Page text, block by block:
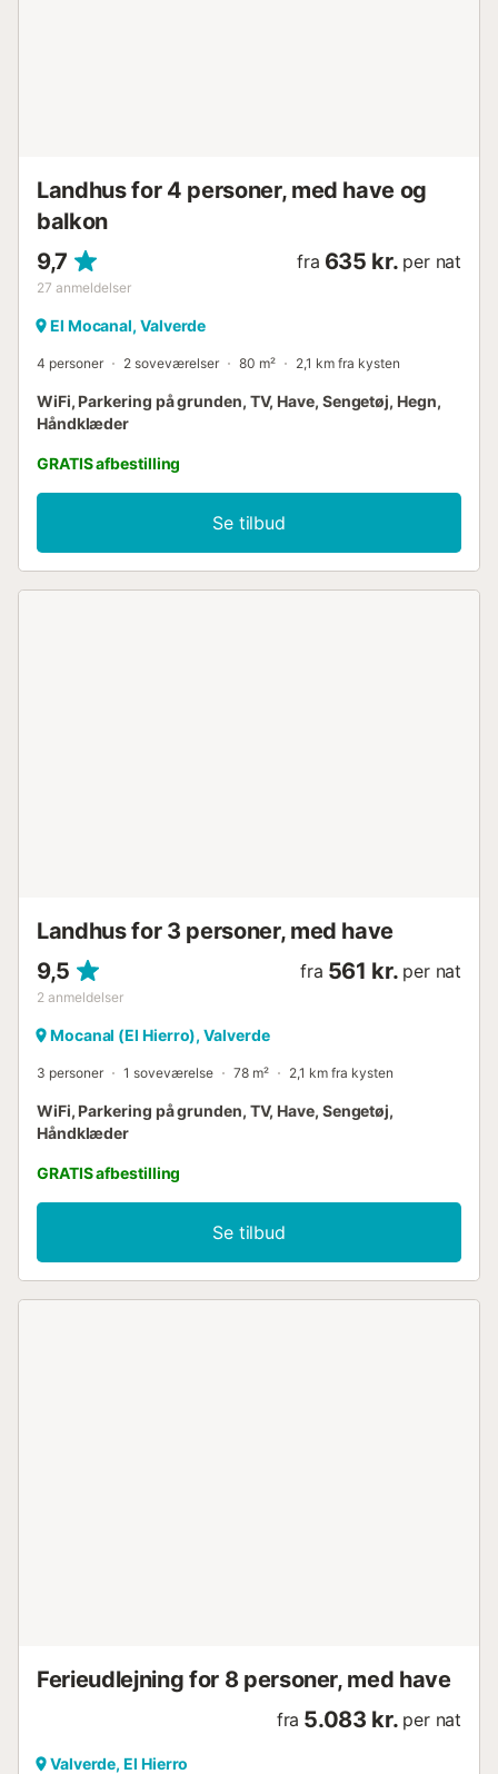
Landhus for 4 personer, med have og
balkon
9,7
27 anmeldelser
fra 635 kr. per nat
El Mocanal, Valverde
4 personer 2 soveværelser 80 m² 2,1 km fra kysten
WiFi, Parkering på grunden, TV, Have, Sengetøj, Hegn,
Håndklæder
GRATIS afbestilling
Se tilbud
Landhus for 3 personer, med have
9,5
2 anmeldelser
fra 561 kr. per nat
Mocanal (El Hierro), Valverde
3 personer 1 soveværelse 78 m² 2,1 km fra kysten
WiFi, Parkering på grunden, TV, Have, Sengetøj,
Håndklæder
GRATIS afbestilling
Se tilbud
Ferieudlejning for 8 personer, med have
fra 5.083 kr. per nat
Valverde, El Hierro